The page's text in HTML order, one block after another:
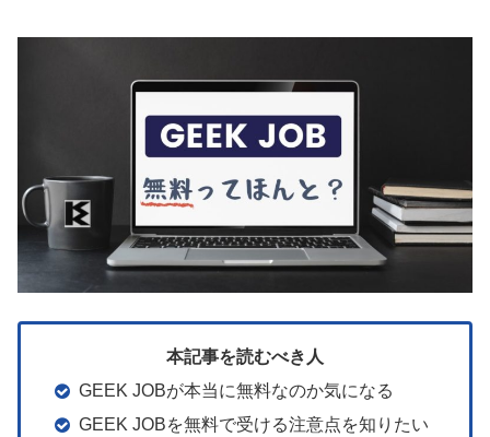
本記事を読むべき人
GEEK JOBが本当に無料なのか気になる
GEEK JOBを無料で受ける注意点を知りたい